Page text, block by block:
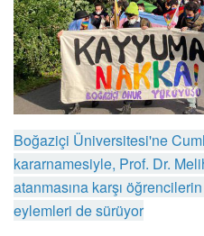
Boğaziçi Üniversitesi'ne
kararnamesiyle, Prof. Dr.
atanmasına karşı
eylemleri de sürüyor